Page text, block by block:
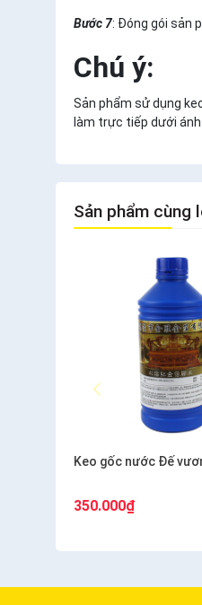
Bước 7: Đóng gói sản
Chú ý:
Sản phẩm sử dụng
làm trực tiếp dưới
Sản phẩm cùng
Keo gốc nước Đế
350.000₫